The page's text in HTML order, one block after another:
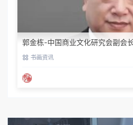
郭金栋-中国商业文化研究会副会
书画资讯